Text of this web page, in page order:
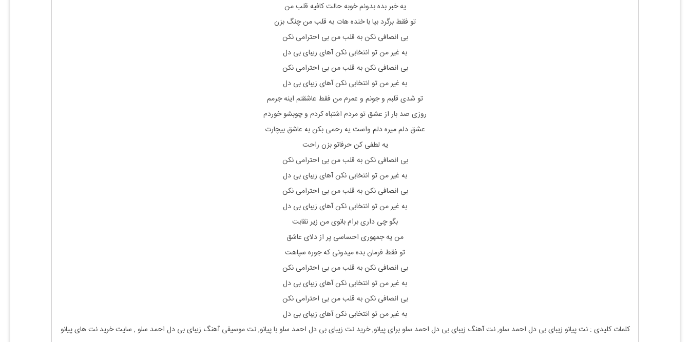
یه خبر بده بدونم خوبه حالت کافیه قلب من
تو فقط برگرد بیا با خنده هات به قلب من چنگ بزن
بی انصافی نکن به قلب من بی احترامی نکن
به غیر من تو انتخابی نکن آهای زیبای بی دل
بی انصافی نکن به قلب من بی احترامی نکن
به غیر من تو انتخابی نکن آهای زیبای بی دل
تو شدی قلبم و جونم و عمرم من فقط عاشقتم اینه جرمم
روزی صد بار از عشق تو مردم اشتباه کردم و چوبشو خوردم
عشق دلم میره دلم واست یه رحمی بکن به عاشق بیچارت
یه لطفی کن حرفاتو بزن راحت
بی انصافی نکن به قلب من بی احترامی نکن
به غیر من تو انتخابی نکن آهای زیبای بی دل
بی انصافی نکن به قلب من بی احترامی نکن
به غیر من تو انتخابی نکن آهای زیبای بی دل
بگو چی داری برام بانوی من زیر نقابت
من یه جمهوری احساسی پر از دلای عاشق
تو فقط فرمان بده میدونی که جوره سپاهت
بی انصافی نکن به قلب من بی احترامی نکن
به غیر من تو انتخابی نکن آهای زیبای بی دل
بی انصافی نکن به قلب من بی احترامی نکن
به غیر من تو انتخابی نکن آهای زیبای بی دل
کلمات کلیدی : نتپیانو زیبای بی دل احمد سلو, نت آهنگ زیبای بی دل احمد سلوبرایپیانو, خرید نت زیبای بی دل احمد سلوباپیانو, نت موسیقی آهنگ زیبای بی دل احمد سلو , سایت خرید نت های پیانو